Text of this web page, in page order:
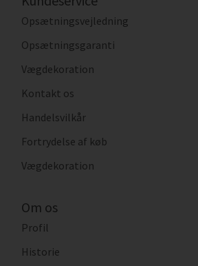
Opsætningsvejledning
Opsætningsgaranti
Vægdekoration
Kontakt os
Handelsvilkår
Fortrydelse af køb
Vægdekoration
Om os
Profil
Historie